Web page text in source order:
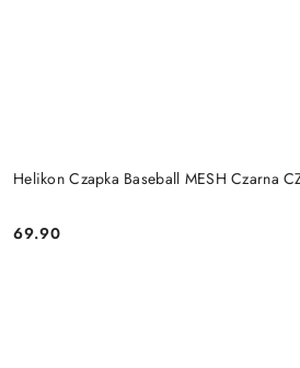
Helikon Czapka Baseball MESH Czarna
Cena:
69.90